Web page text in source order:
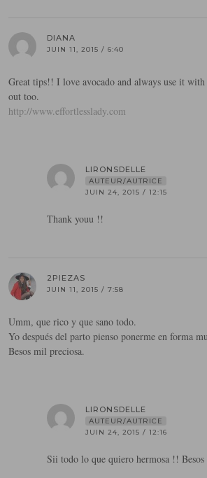
DIANA
JUIN 11, 2015 / 6:40
Great tips!! I love avocado and always use it
out too.
http://www.effortlesslady.com
LIRONSDELLE
AUTEUR/AUTRICE
JUIN 24, 2015 / 12:15
Thank youu !!
2PIEZAS
JUIN 11, 2015 / 7:58
Umm, que rico y que sano todo.
Yo después del parto pienso ponerme en forma
Besos mil preciosa.
LIRONSDELLE
AUTEUR/AUTRICE
JUIN 24, 2015 / 12:16
Sii todo lo que quiero hermosa !!